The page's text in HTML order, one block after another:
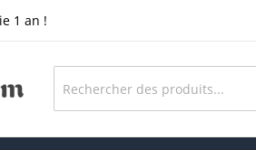
1 an !